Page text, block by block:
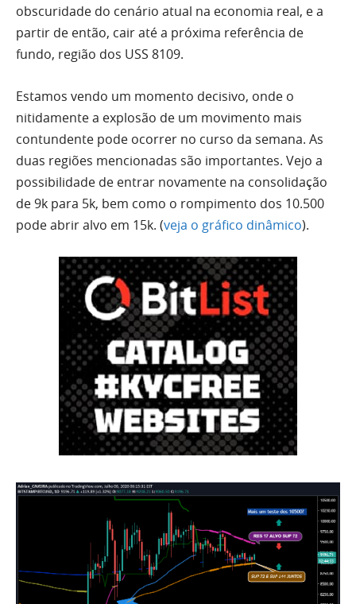
obscuridade do cenário atual na economia real, e a
partir de então, cair até a próxima referência de
fundo, região dos USS 8109.
Estamos vendo um momento decisivo, onde o
nitidamente a explosão de um movimento mais
contundente pode ocorrer no curso da semana. As
duas regiões mencionadas são importantes. Vejo a
possibilidade de entrar novamente na consolidação
de 9k para 5k, bem como o rompimento dos 10.500
pode abrir alvo em 15k. (veja o gráfico dinâmico).